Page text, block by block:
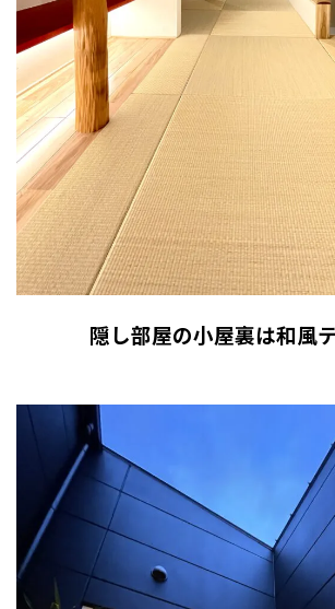
隠し部屋の小屋裏は和風